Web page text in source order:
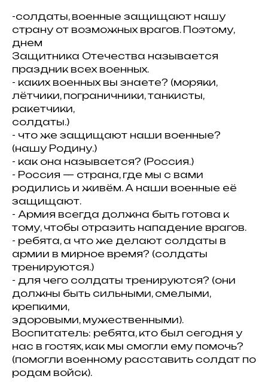
-солдаты, военные защищают нашу
страну от возможных врагов. Поэтому,
днем
Защитника Отечества называется
праздник всех военных.
- каких военных вы знаете? (моряки,
лётчики, пограничники, танкисты,
ракетчики,
солдаты.)
- что же защищают наши военные?
(нашу Родину.)
- как она называется? (Россия.)
- Россия — страна, где мы с вами
родились и живём. А наши военные её
защищают.
- Армия всегда должна быть готова к
тому, чтобы отразить нападение врагов.
- ребята, а что же делают солдаты в
армии в мирное время? (солдаты
тренируются.)
- для чего солдаты тренируются? (они
должны быть сильными, смелыми,
крепкими,
здоровыми, мужественными).
Воспитатель: ребята, кто был сегодня у
нас в гостях, как мы смогли ему помочь?
(помогли военному расставить солдат по
родам войск).